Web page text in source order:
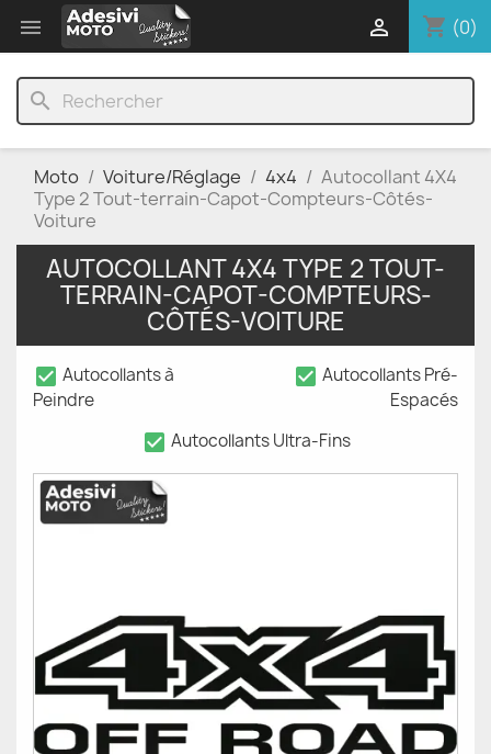
 shopping_cart (0)

search
Moto Voiture/Réglage 4x4
Autocollant 4X4
Type 2 Tout-terrain-Capot-Compteurs-Côtés-
Voiture
AUTOCOLLANT 4X4 TYPE 2 TOUT-
TERRAIN-CAPOT-COMPTEURS-
CÔTÉS-VOITURE
check_box Autocollants à
Peindre
check_box Autocollants Pré-
Espacés
check_box Autocollants Ultra-Fins